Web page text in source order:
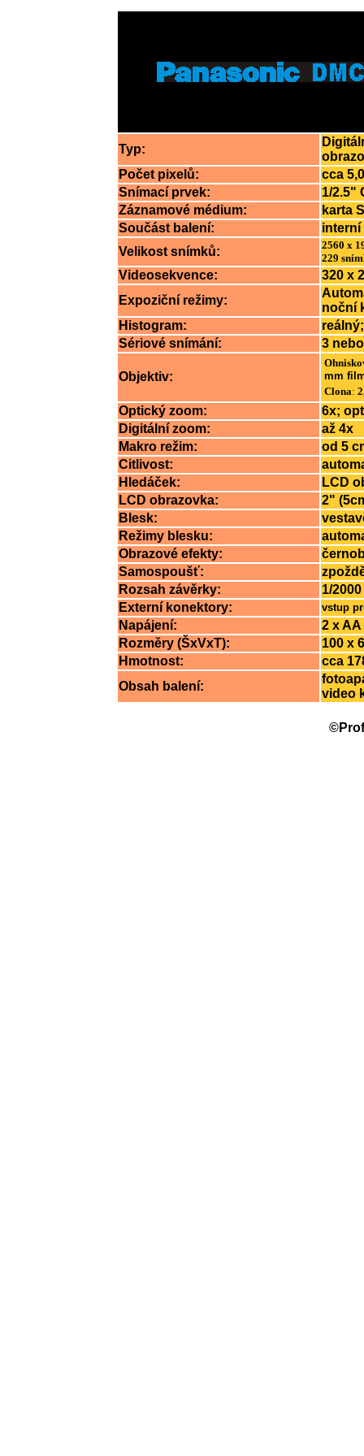
Typ:
Počet pixelů:
cca
Snímací prvek:
1/2.5"
Záznamové médium:
karta
Součást balení:
interní
Velikost snímků:
2560 x
229
Videosekvence:
320 x
Expoziční režimy:
noční
Histogram:
Sériové snímání: 3
Objektiv:
mm
Clona:
Optický zoom:
6x;
Digitální zoom:
až 4x
Makro režim:
od 5
Citlivost:
Hledáček:
LCD
LCD obrazovka:
2"
Blesk:
Režimy blesku:
Obrazové efekty:
Samospoušť:
Rozsah závěrky:
1/
Externí konektory:
vstup
Napájení:
2 x
Rozměry (ŠxVxT):
100 x
Hmotnost:
cca
Obsah balení:
video